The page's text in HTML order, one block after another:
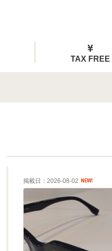
TAX FREE
掲載日：2026-08-02 NEW!